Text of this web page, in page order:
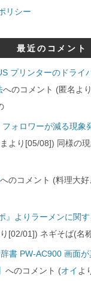
リシー
最近のコメント
プリンターのドライ
へのコメント (匿名よ
フォロワーが減る現象
より[05/08]) 同様の
へのコメント (料理大
』よりラーメンに関
[02/01]) ネギそば(名
辞書 PW-AC900 画面
へのコメント (オイ よ